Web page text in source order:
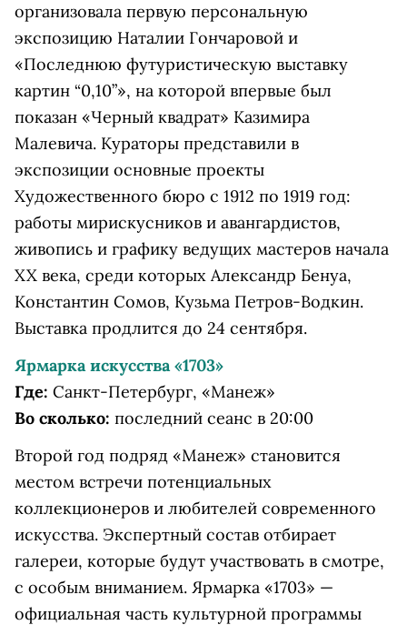
организовала первую персональную
экспозицию Наталии Гончаровой и
«Последнюю футуристическую выставку
картин “0,10”», на которой впервые был
показан «Черный квадрат» Казимира
Малевича. Кураторы представили в
экспозиции основные проекты
Художественного бюро с 1912 по 1919 год:
работы мирискусников и авангардистов,
живопись и графику ведущих мастеров начала
XX века, среди которых Александр Бенуа,
Константин Сомов, Кузьма Петров-Водкин.
Выставка продлится до 24 сентября.
Ярмарка искусства «1703»
Где: Санкт-Петербург, «Манеж»
Во сколько: последний сеанс в 20:00
Второй год подряд «Манеж» становится
местом встречи потенциальных
коллекционеров и любителей современного
искусства. Экспертный состав отбирает
галереи, которые будут участвовать в смотре,
с особым вниманием. Ярмарка «1703» —
официальная часть культурной программы